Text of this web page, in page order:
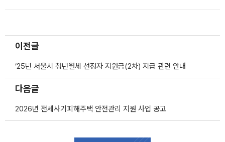
이전글
’25년 서울시 청년월세 선정자 지원금(2차) 지급 관련 안내
다음글
2026년 전세사기피해주택 안전관리 지원 사업 공고